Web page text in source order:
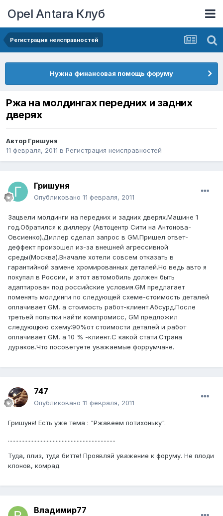
Opel Antara Клуб
Регистрация неисправностей
Нужна финансовая помощь форуму
Ржа на молдингах передних и задних
дверях
Автор Гришуня
11 февраля, 2011 в Регистрация неисправностей
Гришуня
Опубликовано 11 февраля, 2011
Зацвели молдинги на передних и задних дверях.Машине 1
год.Обратился к диллеру (Автоцентр Сити на Антонова-
Овсиенко).Диллер сделал запрос в GM.Пришел ответ-
деффект произошел из-за внешней агрессивной
среды(Москва).Вначале хотели совсем отказать в
гарантийной замене хромированных деталей.Но ведь авто я
покупал в России, и этот автомобиль должен быть
адаптирован под российские условия.GM предлагает
поменять молдинги по следующей схеме-стоимость деталей
оплачивает GM, а стоимость работ-клиент.Абсурд.После
третьей попытки найти компромисс, GM предложил
следующюю схему:90%от стоимости деталей и работ
оплачивает GM, а 10 % -клиент.С какой стати.Страна
дураков.Что посоветуете уважаемые форрумчане.
747
Опубликовано 11 февраля, 2011
Гришуня! Есть уже тема : "Ржавеем потихоньку".
........................................................................
Туда, плиз, туда битте! Проявляй уважение к форуму. Не плоди
клонов, комрад.
Владимир77